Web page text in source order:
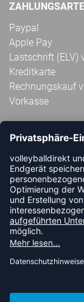
Paypal
Apple Pay
Lastschrift (ELV)
Kreditkarte
Rechnungskauf
Vorkasse
ABONNIERE
NEUIGKEIT